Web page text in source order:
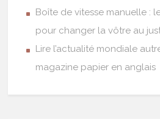
Boîte de vitesse manuelle :
pour changer la vôtre au
Lire l’actualité mondiale
magazine papier en anglais